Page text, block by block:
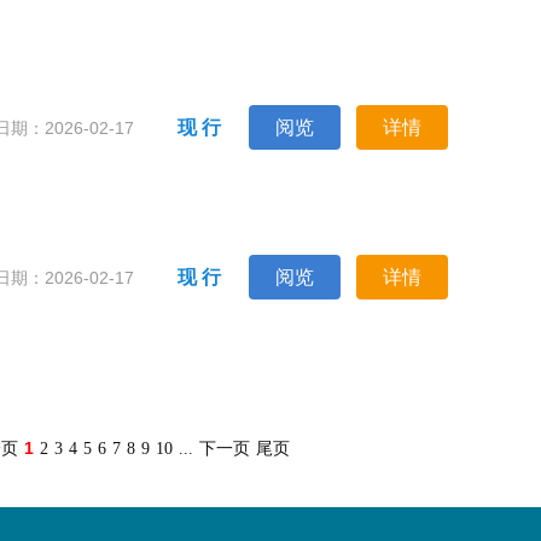
现 行 阅览 详情
期：2026-02-17
现 行 阅览 详情
期：2026-02-17
1 2 3 4 5 6 7 8 9 10 ... 下一页 尾页